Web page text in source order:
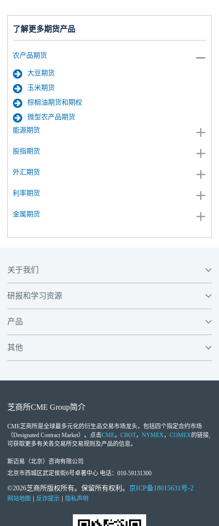
了解更多期货产品
农产品期货
大豆期货
玉米期货
棕榈油期货和期权
微型农产品期货
能源期货
股指期货
外汇期货
利率期货
金属期货
关于我们
研报和学习资源
产品
其他
芝商所CME Group简介
CME芝商所是全球最多元化的衍生品交易市场龙头，包括四个指定合约市场
（Designated Contract Market）。点击CME， CBOT， NYMEX， COMEX的链接,
可获取更多有关各交易所交易规则及产品的信息。
斯迈易（北京）咨询有限公司
北京市西城区武定侯街6号卓著中心 电话：010-59131300
©2026芝商所版权所有。保留所有权利。 京ICP备18015631号-2
网站地图 反诈提示 隐私声明